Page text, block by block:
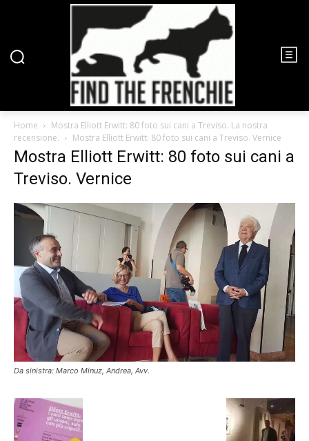
Home
Mostra Elliott Erwitt: 80 foto sui cani a Treviso. La nostra
recensione.
Mostra Elliott Erwitt: 80 foto sui cani a Treviso. Vernice
Mostra Elliott Erwitt: 80 foto sui cani a
Treviso. Vernice
Da sinistra: Marco Minuz, Andrea, Avv.